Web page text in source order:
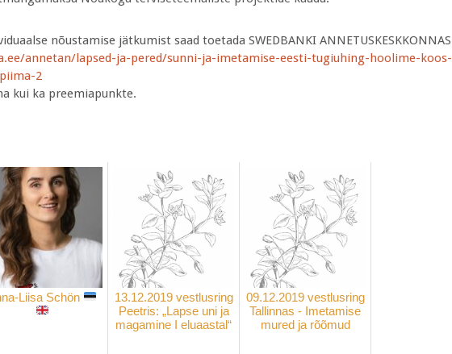
nõustamise jätkumist saad toetada SWEDBANKI ANNETUSKESKKONNAS
annetan/lapsed-ja-pered/sunni-ja-imetamise-eesti-tugiuhing-hoolime-koos-
2
kui ka preemiapunkte.
Liisa Schön
13.12.2019 vestlusring
Peetris: „Lapse uni ja
magamine I eluaastal“
09.12.2019 vestlusring
Tallinnas - Imetamise
mured ja rõõmud